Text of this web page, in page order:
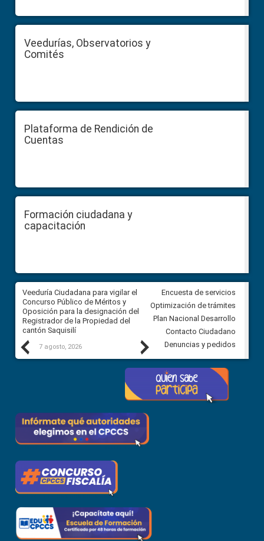
Veedurías, Observatorios y
Comités
Plataforma de Rendición de
Cuentas
Formación ciudadana y
capacitación
Previous
Veeduría Ciudadana para vigilar el
Concurso Público de Méritos y
Oposición para la designación del
Registrador de la Propiedad del
cantón Saquisilí
7 agosto, 2026
Veeduría Ciudadana para
construcción del asfaltado de
diferentes barrios del sector
Ballenita del cantón Santa
7 agosto, 2026
Next
Encuesta de servicios
Optimización de trámites
Plan Nacional Desarrollo
Contacto Ciudadano
Denuncias y pedidos